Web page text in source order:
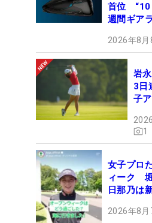
首位 “10
週間ギア
2026年8
岩
3日
子
1
女子プロ
ィーク
日那乃は
2026年8